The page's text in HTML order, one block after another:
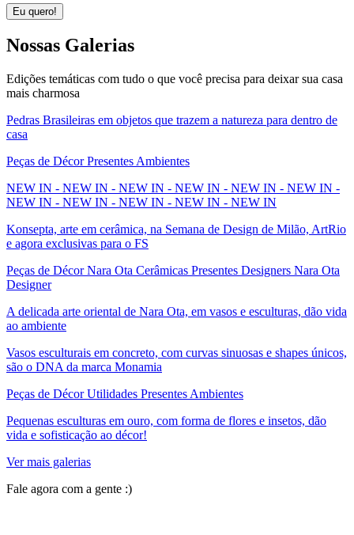
Eu quero!
Nossas Galerias
Edições temáticas com tudo o que você precisa para deixar sua casa
mais charmosa
Pedras Brasileiras em objetos que trazem a natureza para dentro de
casa
Peças de Décor Presentes Ambientes
NEW IN - NEW IN - NEW IN - NEW IN - NEW IN - NEW IN -
NEW IN - NEW IN - NEW IN - NEW IN - NEW IN
Konsepta, arte em cerâmica, na Semana de Design de Milão, ArtRio
e agora exclusivas para o FS
Peças de Décor Nara Ota Cerâmicas Presentes Designers Nara Ota
Designer
A delicada arte oriental de Nara Ota, em vasos e esculturas, dão vida
ao ambiente
Vasos esculturais em concreto, com curvas sinuosas e shapes únicos,
são o DNA da marca Monamia
Peças de Décor Utilidades Presentes Ambientes
Pequenas esculturas em ouro, com forma de flores e insetos, dão
vida e sofisticação ao décor!
Ver mais galerias
Fale agora com a gente :)